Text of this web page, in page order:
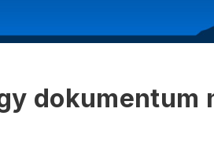
dokumentum